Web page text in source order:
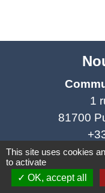
1
81700
This site uses cookies
to activate
OK, accept all